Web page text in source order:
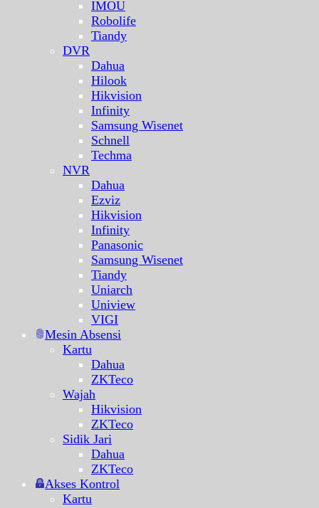
IMOU
Robolife
Tiandy
DVR
Dahua
Hilook
Hikvision
Infinity
Samsung Wisenet
Schnell
Techma
NVR
Dahua
Ezviz
Hikvision
Infinity
Panasonic
Samsung Wisenet
Tiandy
Uniarch
Uniview
VIGI
Mesin Absensi
Kartu
Dahua
ZKTeco
Wajah
Hikvision
ZKTeco
Sidik Jari
Dahua
ZKTeco
Akses Kontrol
Kartu